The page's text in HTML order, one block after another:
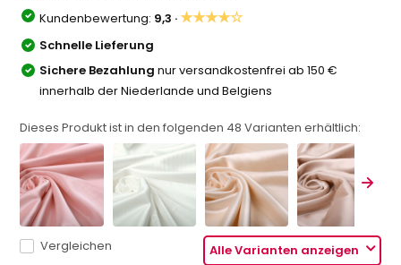
Kundenbewertung: 9,3 ·★★★★☆
Schnelle Lieferung
Sichere Bezahlung nur versandkostenfrei ab 150 €
innerhalb der Niederlande und Belgiens
Dieses Produkt ist in den folgenden 48 Varianten erhältlich:
Alle Varianten anzeigen
Vergleichen